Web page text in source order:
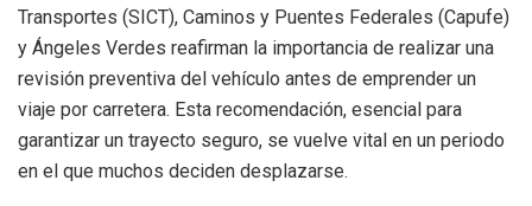
Transportes (SICT), Caminos y Puentes Federales (Capufe)
y Ángeles Verdes reafirman la importancia de realizar una
revisión preventiva del vehículo antes de emprender un
viaje por carretera. Esta recomendación, esencial para
garantizar un trayecto seguro, se vuelve vital en un periodo
en el que muchos deciden desplazarse.